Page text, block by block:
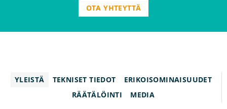
OTA YHTEYTTÄ
YLEISTÄ TEKNISET TIEDOT
ERIKOISOMINAISUUDET
RÄÄTÄLÖINTI
MEDIA